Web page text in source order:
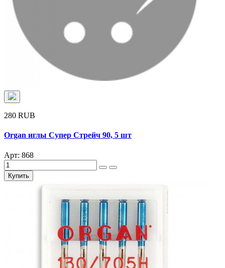
280 RUB
Organ иглы Супер Стрейч 90, 5 шт
Арт: 868
Купить